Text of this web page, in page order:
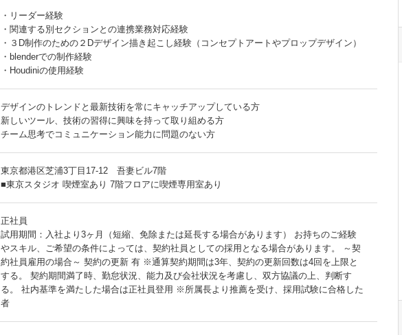
・リーダー経験
・関連する別セクションとの連携業務対応経験
・３D制作のための２Dデザイン描き起こし経験（コンセプトアートやプロップデザイン）
・blenderでの制作経験
・Houdiniの使用経験
デザインのトレンドと最新技術を常にキャッチアップしている方
新しいツール、技術の習得に興味を持って取り組める方
チーム思考でコミュニケーション能力に問題のない方
東京都港区芝浦3丁目17-12 吾妻ビル7階
■東京スタジオ 喫煙室あり 7階フロアに喫煙専用室あり
正社員
試用期間：入社より3ヶ月（短縮、免除または延長する場合があります） お持ちのご経験
やスキル、ご希望の条件によっては、契約社員としての採用となる場合があります。 ～契
約社員雇用の場合～ 契約の更新 有 ※通算契約期間は3年、契約の更新回数は4回を上限と
する。 契約期間満了時、勤怠状況、能力及び会社状況を考慮し、双方協議の上、判断す
る。 社内基準を満たした場合は正社員登用 ※所属長より推薦を受け、採用試験に合格した
者